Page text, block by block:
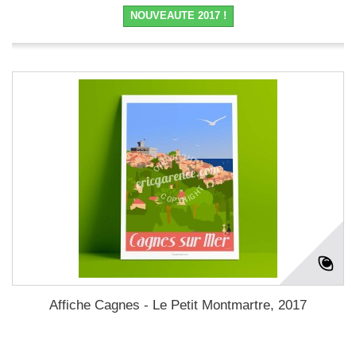
NOUVEAUTE 2017 !
Affiche Cagnes - Le Petit Montmartre, 2017